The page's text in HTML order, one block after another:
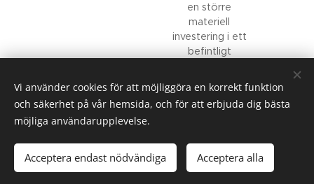
en större
materiell
investering i ett
befintligt
Alla rättigheter tillhör Svenska Kapitalguiden AB 2021
Vi använder cookies för att möjliggöra en korrekt funktion
och säkerhet på vår hemsida, och för att erbjuda dig bästa
möjliga användarupplevelse.
Acceptera endast nödvändiga Acceptera alla